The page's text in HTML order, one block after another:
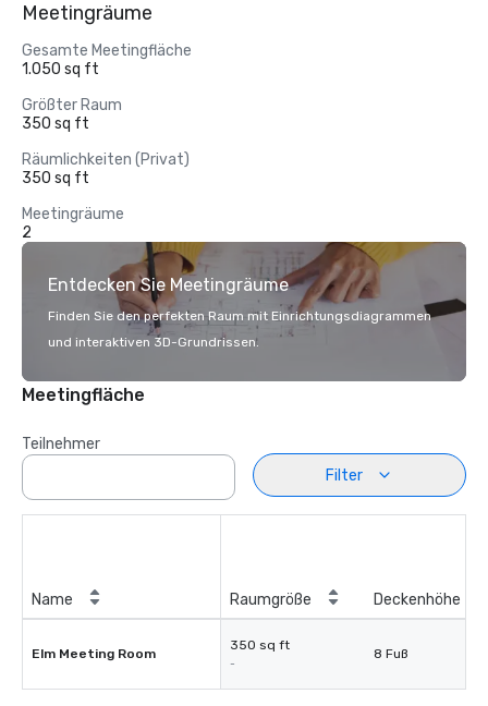
Meetingräume
Gesamte Meetingfläche
1.050 sq ft
Größter Raum
350 sq ft
Räumlichkeiten (Privat)
350 sq ft
Meetingräume
2
Entdecken Sie Meetingräume
Finden Sie den perfekten Raum mit Einrichtungsdiagrammen
und interaktiven 3D-Grundrissen.
Meetingfläche
Teilnehmer
Filter
Name Raumgröße Deckenhöhe
Elm Meeting Room
350 sq ft
-
8 Fuß